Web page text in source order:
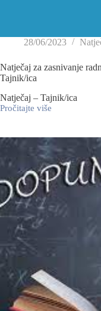
28/06/2023
Natječaj za zasnivanje
Tajnik/ica
Natječaj – Tajnik/ica
Pročitajte više